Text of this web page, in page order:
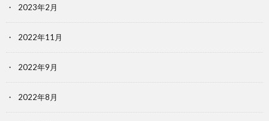
2023年2月
2022年11月
2022年9月
2022年8月